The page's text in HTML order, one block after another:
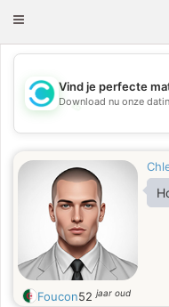
Toggle
💖
Vind je perfecte
Download nu onze
Foucon52jaar oud